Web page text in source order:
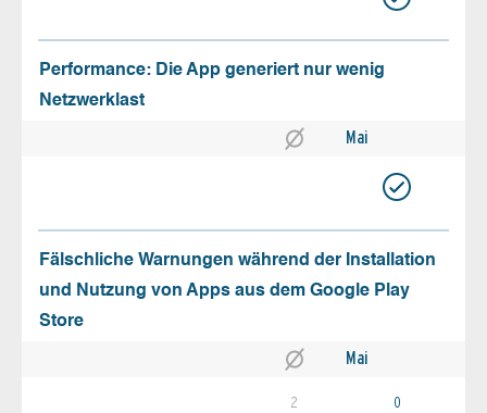
Performance: Die App generiert nur wenig
Netzwerklast
Mai
Fälschliche Warnungen während der Installation
und Nutzung von Apps aus dem Google Play
Store
Mai
2 0